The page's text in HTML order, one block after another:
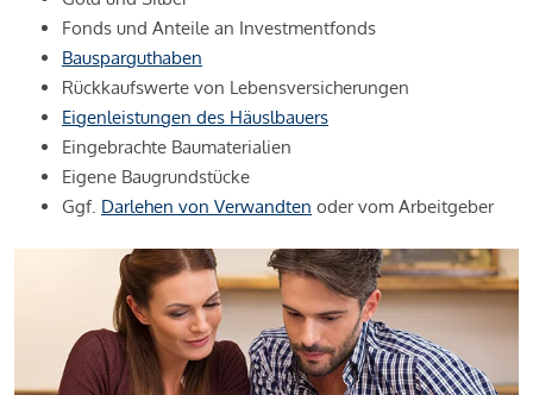
Fonds und Anteile an Investmentfonds
Bausparguthaben
Rückkaufswerte von Lebensversicherungen
Eigenleistungen des Häuslbauers
Eingebrachte Baumaterialien
Eigene Baugrundstücke
Ggf. Darlehen von Verwandten oder vom Arbeitgeber